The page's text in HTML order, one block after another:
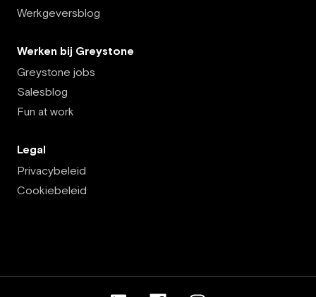
Werkgeversblog
Werken bij Greystone
Greystone jobs
Salesblog
Fun at work
Legal
Privacybeleid
Cookiebeleid